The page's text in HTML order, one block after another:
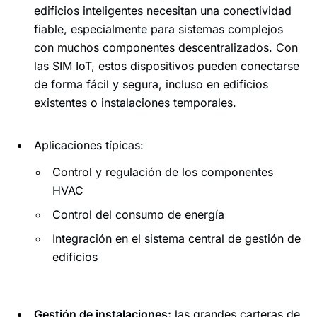
edificios inteligentes necesitan una conectividad
fiable, especialmente para sistemas complejos
con muchos componentes descentralizados. Con
las SIM IoT, estos dispositivos pueden conectarse
de forma fácil y segura, incluso en edificios
existentes o instalaciones temporales.
Aplicaciones típicas:
Control y regulación de los componentes
HVAC
Control del consumo de energía
Integración en el sistema central de gestión de
edificios
Gestión de instalaciones: las grandes carteras de